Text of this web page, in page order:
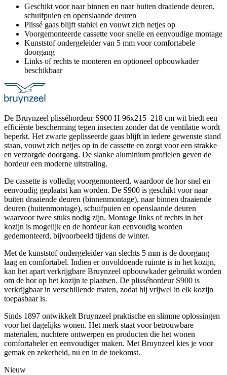
Geschikt voor naar binnen en naar buiten draaiende deuren,
schuifpuien en openslaande deuren
Plissé gaas blijft stabiel en vouwt zich netjes op
Voorgemonteerde cassette voor snelle en eenvoudige montage
Kunststof ondergeleider van 5 mm voor comfortabele
doorgang
Links of rechts te monteren en optioneel opbouwkader
beschikbaar
De Bruynzeel plisséhordeur S900 H 96x215–218 cm wit biedt een
efficiënte bescherming tegen insecten zonder dat de ventilatie wordt
beperkt. Het zwarte geplisseerde gaas blijft in iedere gewenste stand
staan, vouwt zich netjes op in de cassette en zorgt voor een strakke
en verzorgde doorgang. De slanke aluminium profielen geven de
hordeur een moderne uitstraling.
De cassette is volledig voorgemonteerd, waardoor de hor snel en
eenvoudig geplaatst kan worden. De S900 is geschikt voor naar
buiten draaiende deuren (binnenmontage), naar binnen draaiende
deuren (buitenmontage), schuifpuien en openslaande deuren
waarvoor twee stuks nodig zijn. Montage links of rechts in het
kozijn is mogelijk en de hordeur kan eenvoudig worden
gedemonteerd, bijvoorbeeld tijdens de winter.
Met de kunststof ondergeleider van slechts 5 mm is de doorgang
laag en comfortabel. Indien er onvoldoende ruimte is in het kozijn,
kan het apart verkrijgbare Bruynzeel opbouwkader gebruikt worden
om de hor op het kozijn te plaatsen. De plisséhordeur S900 is
verkrijgbaar in verschillende maten, zodat hij vrijwel in elk kozijn
toepasbaar is.
Sinds 1897 ontwikkelt Bruynzeel praktische en slimme oplossingen
voor het dagelijks wonen. Het merk staat voor betrouwbare
materialen, nuchtere ontwerpen en producten die het wonen
comfortabeler en eenvoudiger maken. Met Bruynzeel kies je voor
gemak en zekerheid, nu en in de toekomst.
Nieuw